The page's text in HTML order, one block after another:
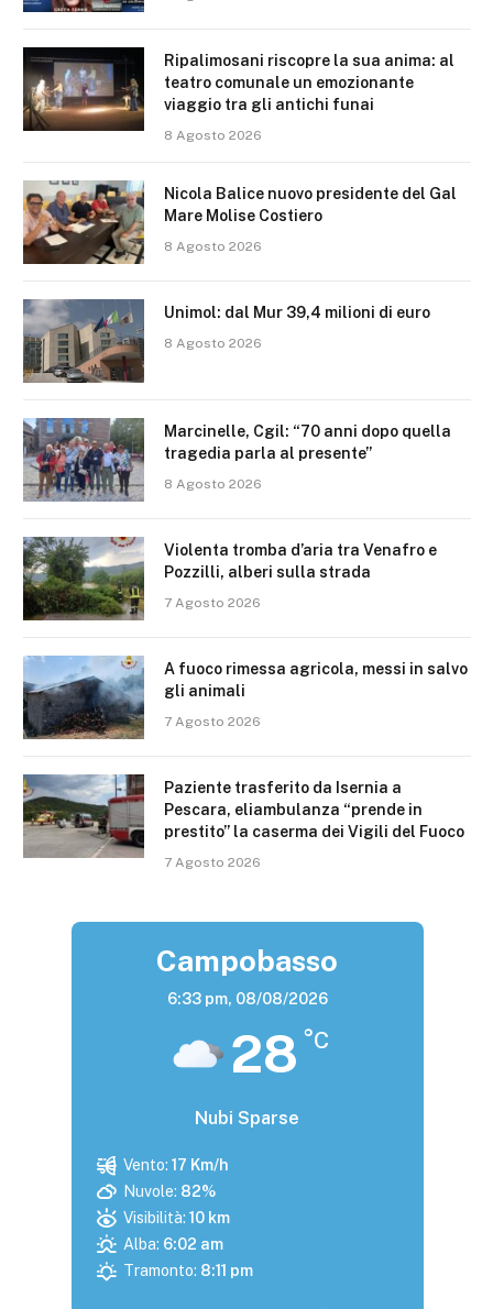
Ripalimosani riscopre la sua anima: al
teatro comunale un emozionante
viaggio tra gli antichi funai
8 Agosto 2026
Nicola Balice nuovo presidente del Gal
Mare Molise Costiero
8 Agosto 2026
Unimol: dal Mur 39,4 milioni di euro
8 Agosto 2026
Marcinelle, Cgil: “70 anni dopo quella
tragedia parla al presente”
8 Agosto 2026
Violenta tromba d’aria tra Venafro e
Pozzilli, alberi sulla strada
7 Agosto 2026
A fuoco rimessa agricola, messi in salvo
gli animali
7 Agosto 2026
Paziente trasferito da Isernia a
Pescara, eliambulanza “prende in
prestito” la caserma dei Vigili del Fuoco
7 Agosto 2026
Campobasso
6:33 pm, 08/08/2026
28 °C
Nubi Sparse
Vento: 17 Km/h
Nuvole: 82%
Visibilità: 10 km
Alba: 6:02 am
Tramonto: 8:11 pm